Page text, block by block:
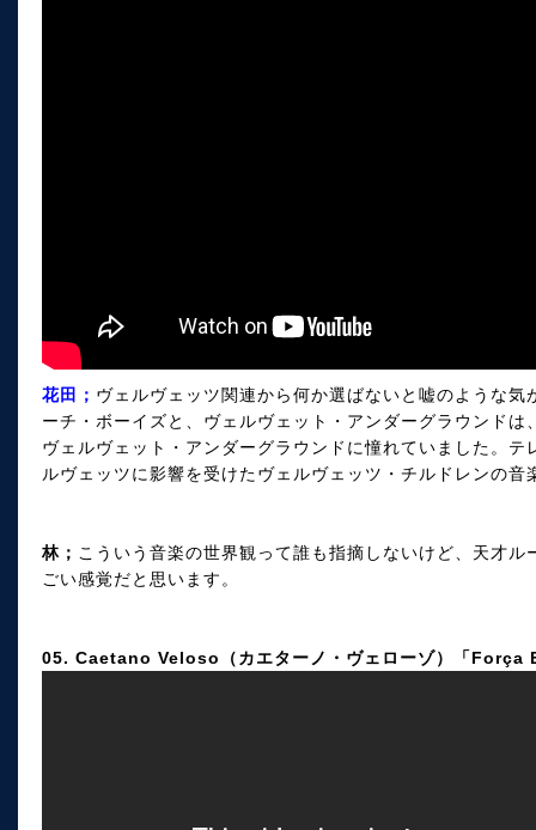
花田； ヴェルヴェッツ関連から何か選ばないと嘘のような
ーチ・ボーイズと、ヴェルヴェット・アンダーグラウンド
ヴェルヴェット・アンダーグラウンドに憧れていました。
ルヴェッツに影響を受けたヴェルヴェッツ・チルドレンの音
林； こういう音楽の世界観って誰も指摘しないけど、天才
ごい感覚だと思います。
05. Caetano Veloso（カエターノ・ヴェローゾ）「Força